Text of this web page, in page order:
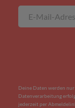
Deine Daten werden
Datenverarbeitung
jederzeit per